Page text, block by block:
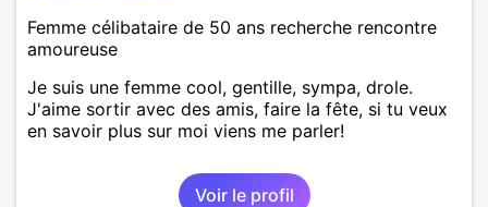
Femme célibataire de 50 ans recherche rencontre
amoureuse
Je suis une femme cool, gentille, sympa, drole.
J'aime sortir avec des amis, faire la fête, si tu veux
en savoir plus sur moi viens me parler!
Voir le profil